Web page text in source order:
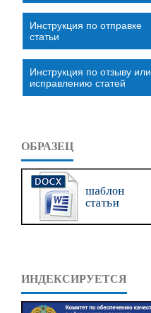
Инструкция по отправке
статьи
Инструкция по отзыву или
исправлению статей
ОБРАЗЕЦ
ИНДЕКСИРУЕТСЯ